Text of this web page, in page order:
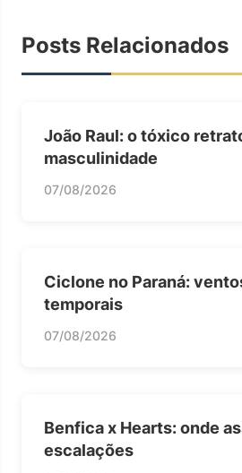
Posts Relacionados
João Raul: o tóxico
masculinidade
07/08/2026
Ciclone no Paraná:
temporais
07/08/2026
Benfica x Hearts: onde
escalações